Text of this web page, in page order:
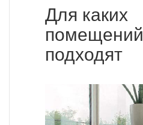
Для каких
помещений
подходят